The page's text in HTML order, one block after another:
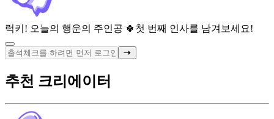
럭키! 오늘의 행운의 주인공 🍀 첫 번째 인사를 남겨보세요!
추천 크리에이터